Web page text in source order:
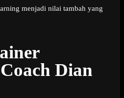
menjadi nilai tambah yang
Dian